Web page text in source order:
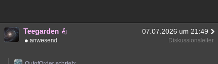
Teegarden 07.07.2026 um 21:49
anwesend Diskussionsleiter